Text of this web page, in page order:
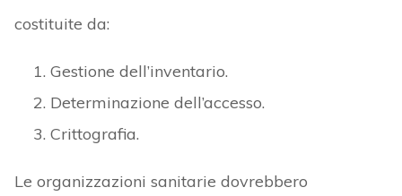
incentrato sui dati che devono essere identificati,
È doveroso ricordare che i dispositivi medici
producono un grande volume di informazioni
a molti scopi (i.e. diagnostica, monitoraggio e